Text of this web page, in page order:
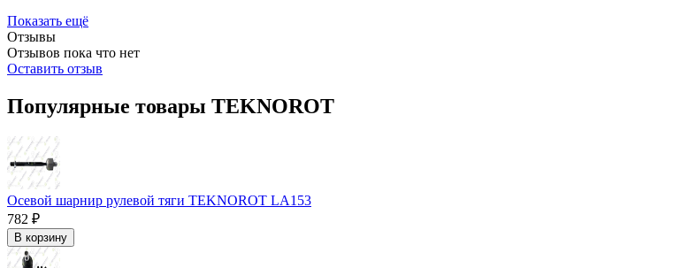
Показать ещё
Отзывы
Отзывов пока что нет
Оставить отзыв
Популярные товары TEKNOROT
Осевой шарнир рулевой тяги TEKNOROT LA153
782 ₽
В корзину